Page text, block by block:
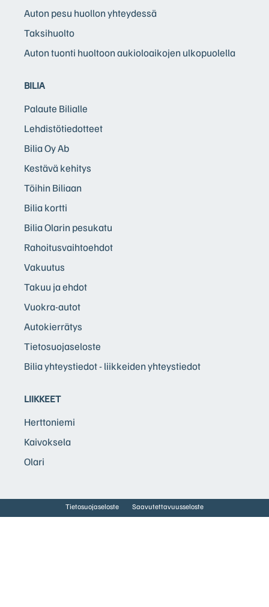
Auton pesu huollon yhteydessä
Taksihuolto
Auton tuonti huoltoon aukioloaikojen ulkopuolella
BILIA
Palaute Bilialle
Lehdistötiedotteet
Bilia Oy Ab
Kestävä kehitys
Töihin Biliaan
Bilia kortti
Bilia Olarin pesukatu
Rahoitusvaihtoehdot
Vakuutus
Takuu ja ehdot
Vuokra-autot
Autokierrätys
Tietosuojaseloste
Bilia yhteystiedot - liikkeiden yhteystiedot
LIIKKEET
Herttoniemi
Kaivoksela
Olari
Tietosuojaseloste Saavutettavuusseloste